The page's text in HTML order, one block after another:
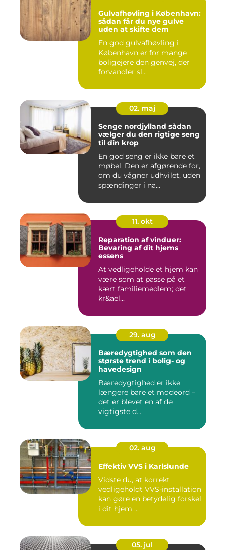
Gulvafhøvling i København:
sådan får du nye gulve
uden at skifte dem
En god gulvafhøvling i
København er for mange
boligejere den genvej, der
forvandler sl...
02. maj
Senge nordjylland sådan
vælger du den rigtige seng
til din krop
En god seng er ikke bare et
møbel. Den er afgørende for,
om du vågner udhvilet, uden
spændinger i na...
11. okt
Reparation af vinduer:
Bevaring af dit hjems
essens
At vedligeholde et hjem kan
være som at passe på et
kært familiemedlem; det
kr&ael...
29. aug
Bæredygtighed som den
største trend i bolig- og
havedesign
Bæredygtighed er ikke
længere bare et modeord –
det er blevet en af de
vigtigste d...
02. aug
Effektiv VVS i Karlslunde
Vidste du, at korrekt
vedligeholdt VVS-installation
kan gøre en betydelig forskel
i dit hjem ...
05. jul